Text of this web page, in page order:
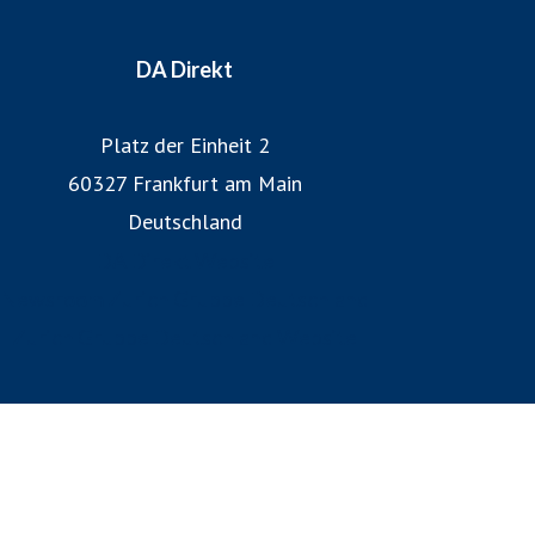
DA Direkt
Platz der Einheit 2
60327 Frankfurt am Main
Deutschland